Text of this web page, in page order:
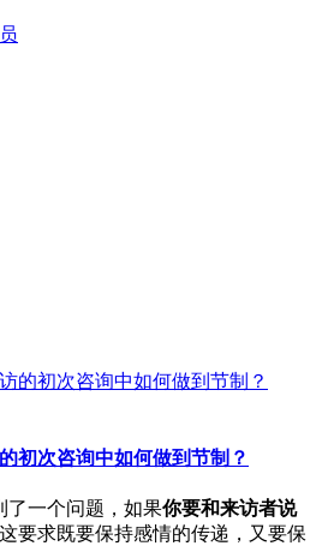
初次咨询中如何做到节制？
一个问题，如果你要和来访者说
要求既要保持感情的传递，又要保